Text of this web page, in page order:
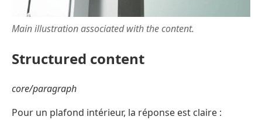
Main illustration associated with the content.
Structured content
core/paragraph
Pour un plafond intérieur, la réponse est claire :